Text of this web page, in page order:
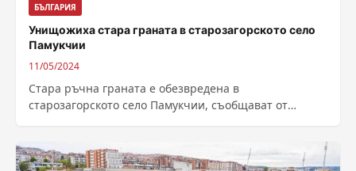
БЪЛГАРИЯ
Унищожиха стара граната в старозагорското село
Памукчии
11/05/2024
Стара ръчна граната е обезвредена в
старозагорското село Памукчии, съобщават от